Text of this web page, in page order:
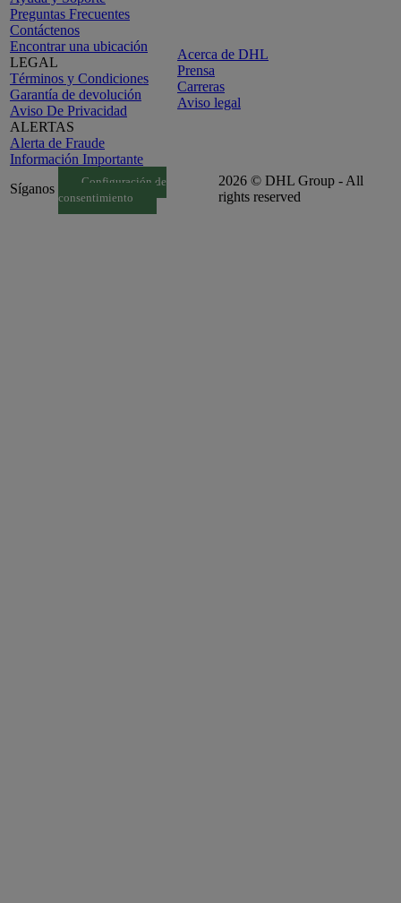
Preguntas Frecuentes
Contáctenos
Encontrar una ubicación
LEGAL
Términos y Condiciones
Garantía de devolución
Aviso De Privacidad
ALERTAS
Alerta de Fraude
Información Importante
Acerca de DHL
Prensa
Carreras
Aviso legal
Síganos
Configuración de
consentimiento
2026 © DHL Group - All
rights reserved